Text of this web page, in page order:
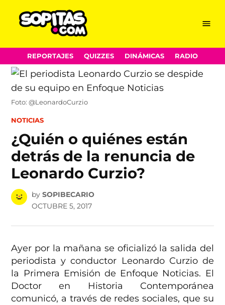
Skip
to
content
Menu
REPORTAJES QUIZZES DINÁMICAS RADIO
Foto: @LeonardoCurzio
POSTED
NOTICIAS
¿Quién o quiénes están
detrás de la renuncia de
Leonardo Curzio?
by SOPIBECARIO
OCTUBRE 5, 2017
Ayer por la mañana se oficializó la salida del
periodista y conductor Leonardo Curzio de
la Primera Emisión de Enfoque Noticias. El
Doctor en Historia Contemporánea
comunicó, a través de redes sociales, que su